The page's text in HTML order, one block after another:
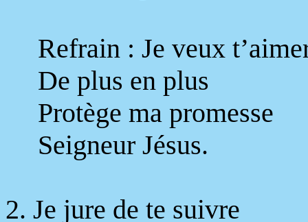
Refrain : Je veux
De plus en plus
Protège ma promesse
Seigneur Jésus.
2. Je jure de te suivre